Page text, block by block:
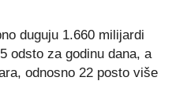
duguju 1.660 milijardi
odsto za godinu dana, a
odnosno 22 posto više